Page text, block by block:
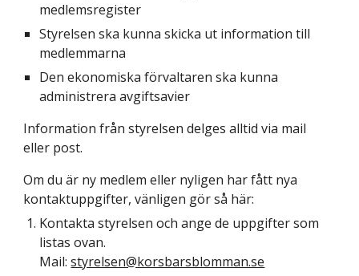
medlemsregister
Styrelsen ska kunna skicka ut information till
medlemmarna
Den ekonomiska förvaltaren ska kunna
administrera avgiftsavier
Information från styrelsen delges alltid via mail
eller post.
Om du är ny medlem eller nyligen har fått nya
kontaktuppgifter, vänligen gör så här:
Kontakta styrelsen och ange de uppgifter som
listas ovan.
Mail:styrelsen@korsbarsblomman.se